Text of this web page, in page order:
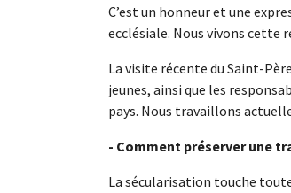
C’est un honneur et une
ecclésiale. Nous vivons cette
La visite récente du Saint-
jeunes, ainsi que les
pays. Nous travaillons
- Comment préserver une
La sécularisation touche